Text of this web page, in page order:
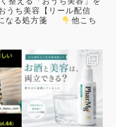
うち美容【リール配信
なる処方箋
他こち